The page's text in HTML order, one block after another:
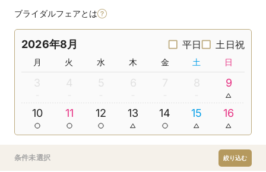
ブライダルフェアとは
2026年8月 平日 土日祝
月 火 水 木 金 土 日
3 4 5 6 7 8 9
10 11 12 13 14 15 16
条件未選択 絞り込む